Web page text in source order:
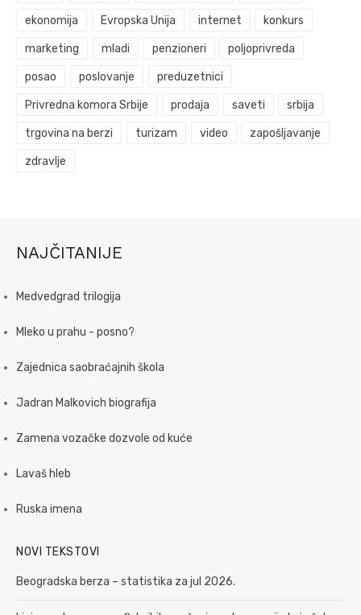
ekonomija Evropska Unija internet konkurs
marketing mladi penzioneri poljoprivreda
posao poslovanje preduzetnici
Privredna komora Srbije prodaja saveti srbija
trgovina na berzi turizam video zapošljavanje
zdravlje
NAJČITANIJE
Medvedgrad trilogija
Mleko u prahu - posno?
Zajednica saobraćajnih škola
Jadran Malkovich biografija
Zamena vozačke dozvole od kuće
Lavaš hleb
Ruska imena
NOVI TEKSTOVI
Beogradska berza – statistika za jul 2026.